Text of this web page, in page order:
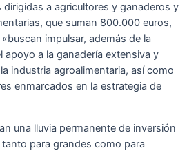
dirigidas a agricultores y ganaderos y
que suman 800.000 euros,
impulsar, además de la
apoyo a la ganadería extensiva y
industria agroalimentaria, así como
enmarcados en la estrategia de
una lluvia permanente de inversión
para grandes como para